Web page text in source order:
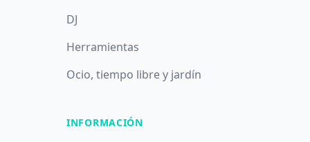
DJ
Herramientas
Ocio, tiempo libre y jardín
INFORMACIÓN